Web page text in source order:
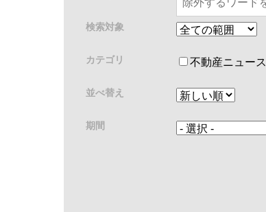
検索対象
カテゴリ 不動産ニュース
並べ替え
期間